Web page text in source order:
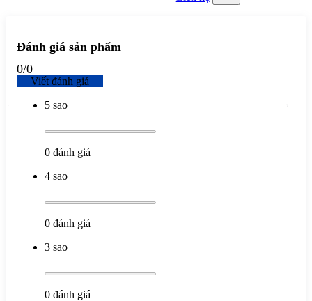
Đánh giá sản phẩm
0/0
Viết đánh giá
5 sao
0 đánh giá
4 sao
0 đánh giá
3 sao
0 đánh giá